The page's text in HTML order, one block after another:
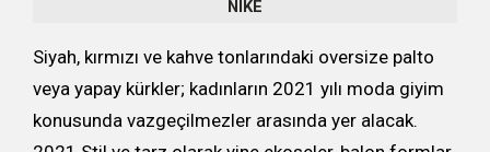
NIKE
Siyah, kırmızı ve kahve tonlarındaki oversize palto
veya yapay kürkler; kadınların 2021 yılı moda giyim
konusunda vazgeçilmezler arasında yer alacak.